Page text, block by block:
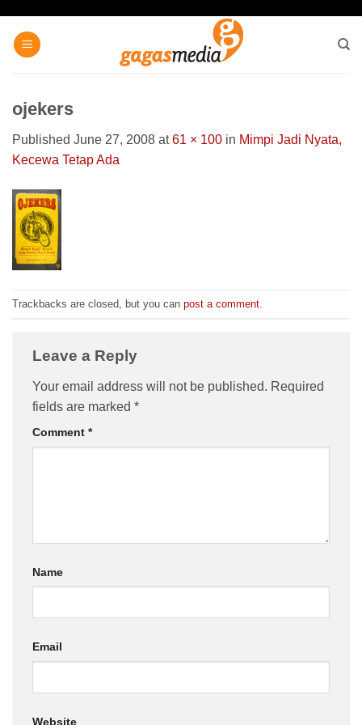
content
ojekers
Published June 27, 2008 at61 × 100 in Mimpi Jadi Nyata,
Kecewa Tetap Ada
Trackbacks are closed, but you can post a comment
Leave a Reply
Your email address will not be published. Required
fields are marked *
Comment *
Name
Email
Website